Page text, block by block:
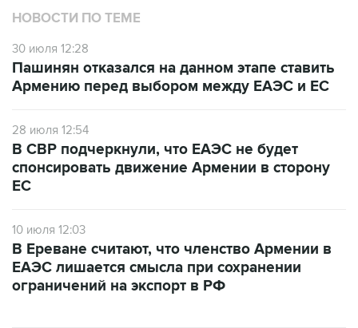
НОВОСТИ ПО ТЕМЕ
30 июля 12:28
Пашинян отказался на данном этапе ставить
Армению перед выбором между ЕАЭС и ЕС
28 июля 12:54
В СВР подчеркнули, что ЕАЭС не будет
спонсировать движение Армении в сторону
ЕС
10 июля 12:03
В Ереване считают, что членство Армении в
ЕАЭС лишается смысла при сохранении
ограничений на экспорт в РФ